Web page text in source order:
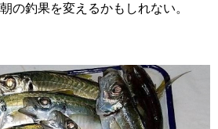
の釣果を変えるかもしれない。